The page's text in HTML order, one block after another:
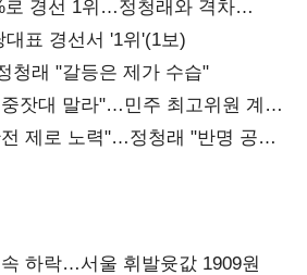
로 경선 1위…정청래와 격차
대표 경선서 '1위'(1보)
청래 "갈등은 제가 수습"
잣대 말라"…민주 최고위원 계파
제로 노력"…정청래 "반명 공세
하락…서울 휘발윳값 1909원